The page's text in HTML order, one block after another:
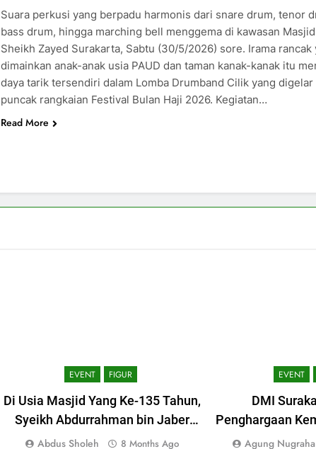
Suara perkusi yang berpadu harmonis dari snare drum, tenor
bass drum, hingga marching bell menggema di kawasan Masjid
Sheikh Zayed Surakarta, Sabtu (30/5/2026) sore. Irama rancak
dimainkan anak-anak usia PAUD dan taman kanak-kanak itu
daya tarik tersendiri dalam Lomba Drumband Cilik yang digelar
puncak rangkaian Festival Bulan Haji 2026. Kegiatan…
Read More
EVENT FIGUR
Di Usia Masjid Yang Ke-135 Tahun,
Syeikh Abdurrahman bin Jaber
Sampaikan Tausiyah untuk
Abdus Sholeh 8 Months Ago
EVENT
DMI
Penghargaan
Agung Nugraha